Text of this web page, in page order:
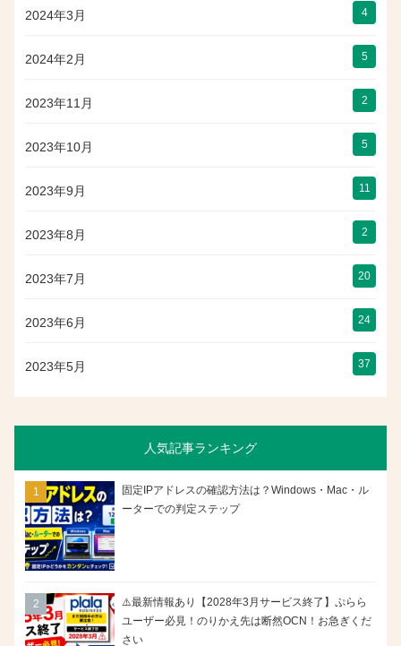
2024年3月 4
2024年2月 5
2023年11月 2
2023年10月 5
2023年9月 11
2023年8月 2
2023年7月 20
2023年6月 24
2023年5月 37
人気記事ランキング
固定IPアドレスの確認方法は？Windows・Mac・ル
ーターでの判定ステップ
⚠️最新情報あり【2028年3月サービス終了】ぷらら
ユーザー必見！のりかえ先は断然OCN！お急ぎくだ
さい